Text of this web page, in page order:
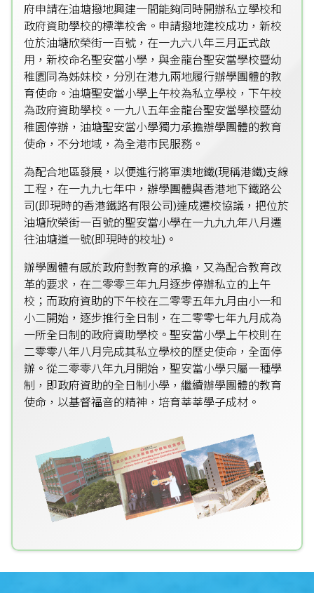
府申請在油塘撥地興建一間能夠同時開辦私立學校和
政府資助學校的標準校舍。申請撥地建校成功，新校
位於油塘欣榮街一百號，在一九六八年三月正式啟
用，新校命名聖安當小學，與金龍台聖安當學校暨幼
稚園同為姊妹校，分別在港九兩地履行辦學團體的教
育使命。油塘聖安當小學上午校為私立學校，下午校
為政府資助學校。一九八五年金龍台聖安當學校暨幼
稚園停辦，油塘聖安當小學獨力承擔辦學團體的教育
使命，不分地域，為全港市民服務。
為配合地區發展，以便進行將軍澳地鐵(現稱港鐵)支線
工程，在一九九七年中，辦學團體與香港地下鐵路公
司(即現時的香港鐵路有限公司)達成遷校協議，把位於
油塘欣榮街一百號的聖安當小學在一九九九年八月遷
往油塘道一號(即現時的校址)。
辦學團體有感於政府對教育的承擔，又為配合教育改
革的要求，在二零零三年九月逐步停辦私立的上午
校；而政府資助的下午校在二零零五年九月由小一和
小二開始，逐步推行全日制，在二零零七年九月成為
一所全日制的政府資助學校。聖安當小學上午校則在
二零零八年八月完成其私立學校的歷史使命，全面停
辦。從二零零八年九月開始，聖安當小學只屬一種學
制，即政府資助的全日制小學，繼續辦學團體的教育
使命，以基督福音的精神，培育莘莘學子成材。